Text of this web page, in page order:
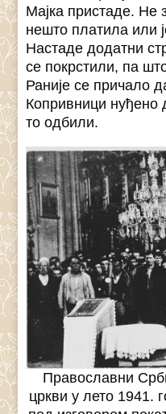
Мајка пристаде. Не
нешто платила или
Настаде додатни
се покрстили, па
Раније се причало
Копривници нуђено
то одбили.
Православни
цркви у лето 1941.